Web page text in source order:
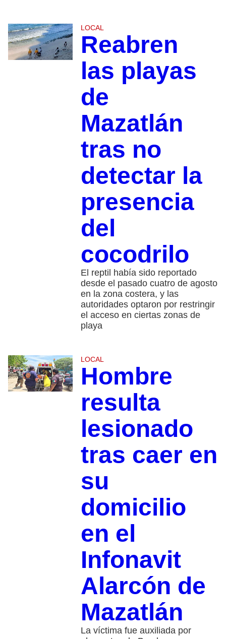
LOCAL
Reabren
las playas
de
Mazatlán
tras no
detectar la
presencia
del
cocodrilo
El reptil había sido reportado
desde el pasado cuatro de agosto
en la zona costera, y las
autoridades optaron por restringir
el acceso en ciertas zonas de
playa
LOCAL
Hombre
resulta
lesionado
tras caer en
su
domicilio
en el
Infonavit
Alarcón de
Mazatlán
La víctima fue auxiliada por